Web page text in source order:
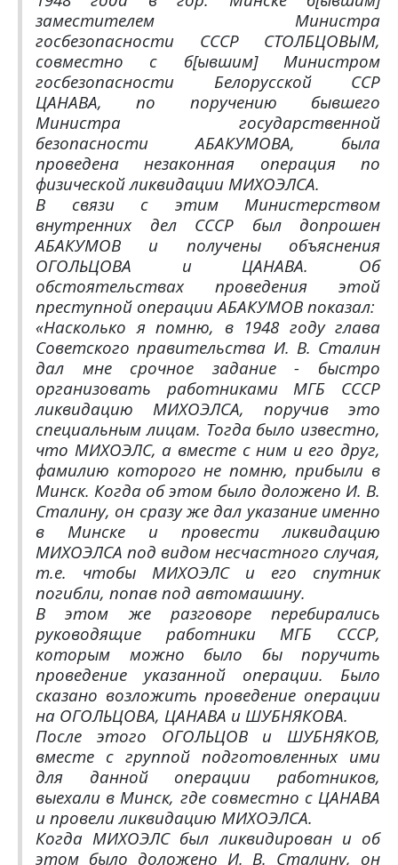
заместителем Министра
госбезопасности СССР СТОЛБЦОВЫМ,
совместно с б[ывшим] Министром
госбезопасности Белорусской ССР
ЦАНАВА, по поручению бывшего
Министра государственной
безопасности АБАКУМОВА, была
проведена незаконная операция по
физической ликвидации МИХОЭЛСА.
В связи с этим Министерством
внутренних дел СССР был допрошен
АБАКУМОВ и получены объяснения
ОГОЛЬЦОВА и ЦАНАВА. Об
обстоятельствах проведения этой
преступной операции АБАКУМОВ показал:
«Насколько я помню, в 1948 году глава
Советского правительства И. В. Сталин
дал мне срочное задание - быстро
организовать работниками МГБ СССР
ликвидацию МИХОЭЛСА, поручив это
специальным лицам. Тогда было известно,
что МИХОЭЛС, а вместе с ним и его друг,
фамилию которого не помню, прибыли в
Минск. Когда об этом было доложено И. В.
Сталину, он сразу же дал указание именно
в Минске и провести ликвидацию
МИХОЭЛСА под видом несчастного случая,
т.е. чтобы МИХОЭЛС и его спутник
погибли, попав под автомашину.
В этом же разговоре перебирались
руководящие работники МГБ СССР,
которым можно было бы поручить
проведение указанной операции. Было
сказано возложить проведение операции
на ОГОЛЬЦОВА, ЦАНАВА и ШУБНЯКОВА.
После этого ОГОЛЬЦОВ и ШУБНЯКОВ,
вместе с группой подготовленных ими
для данной операции работников,
выехали в Минск, где совместно с ЦАНАВА
и провели ликвидацию МИХОЭЛСА.
Когда МИХОЭЛС был ликвидирован и об
этом было доложено И. В. Сталину, он